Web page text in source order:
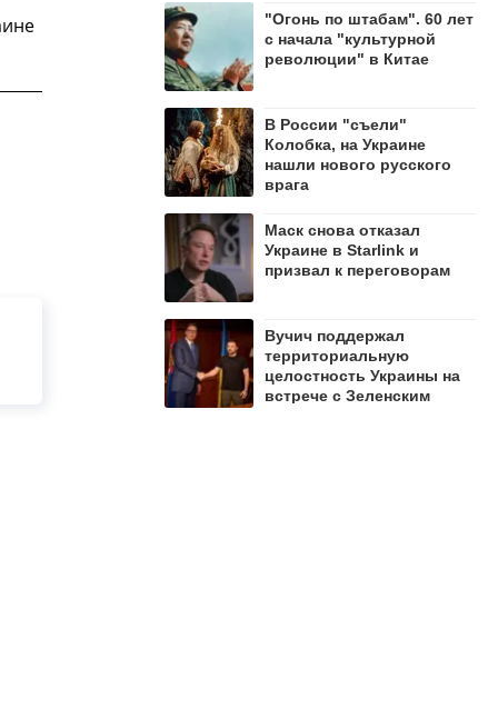
"Огонь по штабам". 60 лет
с начала "культурной
революции" в Китае
В России "съели"
Колобка, на Украине
нашли нового русского
врага
Маск снова отказал
Украине в Starlink и
призвал к переговорам
Вучич поддержал
территориальную
целостность Украины на
встрече с Зеленским